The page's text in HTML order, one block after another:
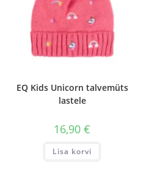
EQ Kids Unicorn talvemüts
lastele
16,90€
Lisa korvi